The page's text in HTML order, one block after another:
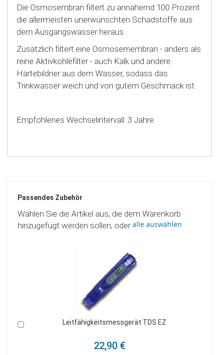
Die Osmosembran filtert zu annähernd 100 Prozent
die allermeisten unerwünschten Schadstoffe aus
dem Ausgangswasser heraus.
Zusätzlich filtert eine Osmosemembran - anders als
reine Aktivkohlefilter - auch Kalk und andere
Härtebildner aus dem Wasser, sodass das
Trinkwasser weich und von gutem Geschmack ist.
Empfohlenes Wechselintervall: 3 Jahre
Passendes Zubehör
Wählen Sie die Artikel aus, die dem Warenkorb
hinzugefügt werden sollen, oderalle auswählen
Leitfähigkeitsmessgerät TDS EZ
22,90 €